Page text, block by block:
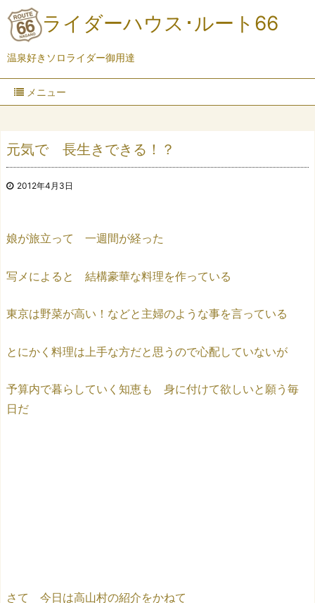
ライダーハウス･ルート66
温泉好きソロライダー御用達
メニュー
元気で 長生きできる！？
2012年4月3日
娘が旅立って 一週間が経った
写メによると 結構豪華な料理を作っている
東京は野菜が高い！などと主婦のような事を言っている
とにかく料理は上手な方だと思うので心配していないが
予算内で暮らしていく知恵も 身に付けて欲しいと願う毎
日だ
さて 今日は高山村の紹介をかねて